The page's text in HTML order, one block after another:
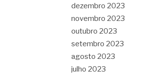
dezembro 2023
novembro 2023
outubro 2023
setembro 2023
agosto 2023
julho 2023